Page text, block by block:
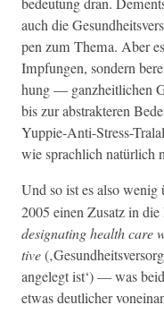
auch die
pen zum The­ma. Aber
Imp­fun­gen, son­dern
hung — ganzheitlichen
bis zur abstrak­teren
Yuppie-Anti-Stress-
wie sprach­lich natür­lich
Und so ist es also wenig
2005 einen Zusatz in
des­ig­nat­ing health care
tive
angelegt ist‘) — was
etwas deut­lich­er